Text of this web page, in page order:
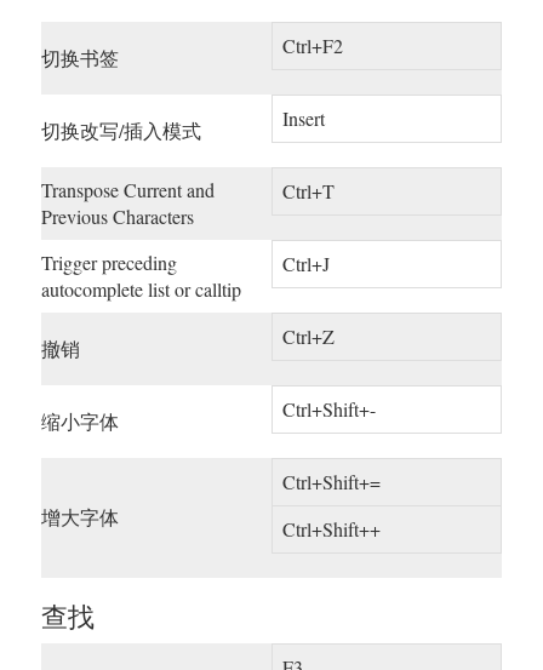
切换书签 Ctrl+F2
切换改写/插入模式 Insert
Transpose Current and
Previous Characters
Ctrl+T
Trigger preceding
autocomplete list or calltip
Ctrl+J
撤销 Ctrl+Z
缩小字体 Ctrl+Shift+-
增大字体
Ctrl+Shift+=
Ctrl+Shift++
查找